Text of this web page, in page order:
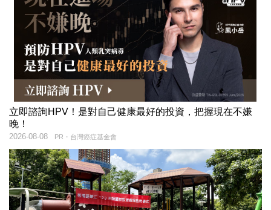
立即諮詢HPV！是對自己健康最好的投資，把握現在不嫌
晚！
PR・台灣癌症基金會
2026-08-08